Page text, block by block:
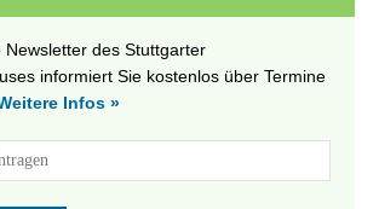
Newsletter des Stuttgarter
informiert Sie kostenlos über Termine
Infos »